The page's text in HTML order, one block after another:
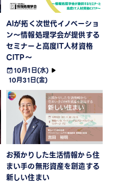
AIが拓く次世代イノベーショ
ン～情報処理学会が提供する
セミナーと高度IT人材資格
CITP～
10月1日(水)
10月31日(金)
お預かりした生活情報から住
まい手の無形資産を創造する
新しい住まい